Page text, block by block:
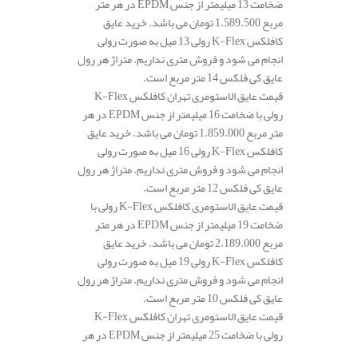
مربع 1.589.500 تومان می باشد. خرید عایق
کافلکس K-Flex رولی 13 میل به صورت رولی
انجام می شود و فروش متری نداریم. متراژ هر رول
عایق کی فلکس 14 متر مربع است.
قیمت عایق الاستومری تهران کافلکس K-Flex
رولی با ضخامت 16 میلیمتر از جنس EPDM در هر
متر مربع 1.859.000 تومان می باشد. خرید عایق
کافلکس K-Flex رولی 16 میل به صورت رولی
انجام می شود و فروش متری نداریم. متراژ هر رول
عایق کی فلکس 12 متر مربع است.
قیمت عایق الاستومری کافلکس K-Flex رولی با
ضخامت 19 میلیمتر از جنس EPDM در هر متر
مربع 2.189.000 تومان می باشد. خرید عایق
کافلکس K-Flex رولی 19 میل به صورت رولی
انجام می شود و فروش متری نداریم. متراژ هر رول
عایق کی فلکس 10 متر مربع است.
قیمت عایق الاستومری تهران کافلکس K-Flex
رولی با ضخامت 25 میلیمتر از جنس EPDM در هر